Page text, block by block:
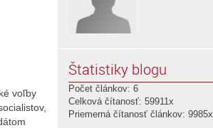
voľby
Štatistiky blogu
Počet článkov: 6
Celková čítanosť: 59911x
Priemerná čítanosť článkov: 9985x